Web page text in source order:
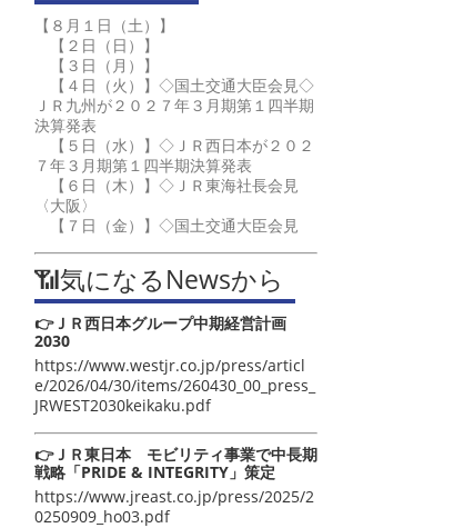
【８月１日（土）】
【２日（日）】
【３日（月）】
【４日（火）】◇国土交通大臣会見◇
ＪＲ九州が２０２７年３月期第１四半期
決算発表
【５日（水）】◇ＪＲ西日本が２０２
７年３月期第１四半期決算発表
【６日（木）】◇ＪＲ東海社長会見
〈大阪〉
【７日（金）】◇国土交通大臣会見
📶気になるNewsから
👉ＪＲ西日本グループ中期経営計画
2030
https://www.westjr.co.jp/press/articl
e/2026/04/30/items/260430_00_press_
JRWEST2030keikaku.pdf
👉ＪＲ東日本 モビリティ事業で中長期
戦略「PRIDE & INTEGRITY」策定
https://www.jreast.co.jp/press/2025/2
0250909_ho03.pdf